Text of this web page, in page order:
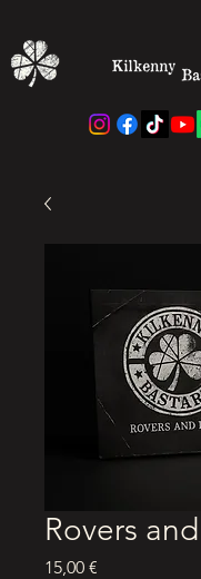
Rovers
15,00 €